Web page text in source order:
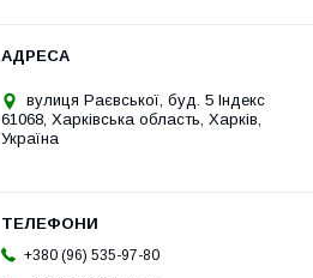
вулиця Раєвської, буд. 5 Індекс
61068, Харківська область, Харків,
Україна
+380 (96) 535-97-80